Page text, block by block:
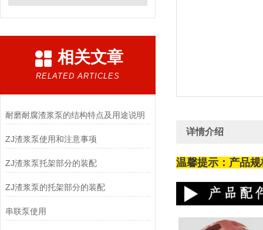
相关文章
RELATED ARTICLES
耐磨耐腐渣浆泵的结构特点及用途说明
ZJ渣浆泵使用和注意事项
ZJ渣浆泵托架部分的装配
ZJ渣浆泵的托架部分的装配
串联泵使用
详情介绍
温馨提示：产品